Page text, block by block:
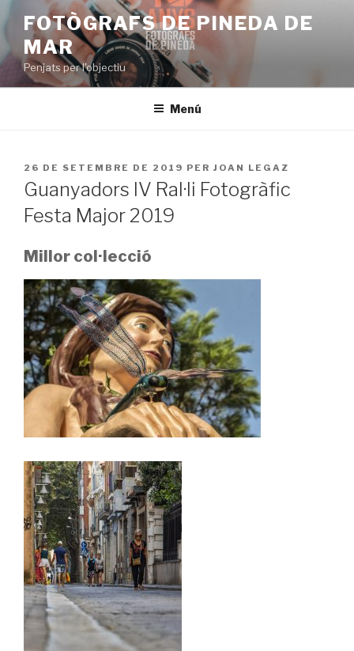
al
contingut
FOTÒGRAFS DE PINEDA DE
MAR
Penjats per l'objectiu
Menú
PUBLICAT
A
26 DE SETEMBRE DE 2019 PER JOAN LEGAZ
Guanyadors IV Ral·li Fotogràfic
Festa Major 2019
Millor col·lecció